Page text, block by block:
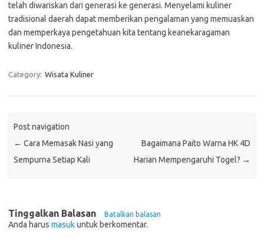
telah diwariskan dari generasi ke generasi. Menyelami kuliner
tradisional daerah dapat memberikan pengalaman yang memuaskan
dan memperkaya pengetahuan kita tentang keanekaragaman
kuliner Indonesia.
Category: Wisata Kuliner
Post navigation
← Cara Memasak Nasi yang
Sempurna Setiap Kali
Bagaimana Paito Warna HK 4D
Harian Mempengaruhi Togel? →
Tinggalkan Balasan Batalkan balasan
Anda harus masukuntuk berkomentar.